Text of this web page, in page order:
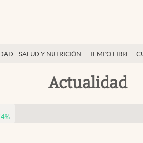
SALUD Y NUTRICIÓN TIEMPO LIBRE
Actualidad
%